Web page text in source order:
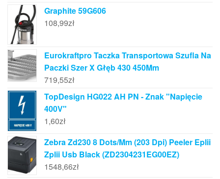
Graphite 59G606
108,99zł
Eurokraftpro Taczka Transportowa Szufla Na
Paczki Szer X Głęb 430 450Mm
719,55zł
TopDesign HG022 AH PN - Znak "Napięcie
400V"
1,60zł
Zebra Zd230 8 Dots/Mm (203 Dpi) Peeler Eplii
Zplii Usb Black (ZD2304231EG00EZ)
1548,66zł